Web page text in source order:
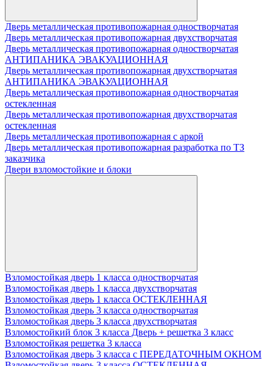
Дверь металлическая противопожарная одностворчатая
Дверь металлическая противопожарная двухстворчатая
Дверь металлическая противопожарная одностворчатая
АНТИПАНИКА ЭВАКУАЦИОННАЯ
Дверь металлическая противопожарная двухстворчатая
АНТИПАНИКА ЭВАКУАЦИОННАЯ
Дверь металлическая противопожарная одностворчатая
остекленная
Дверь металлическая противопожарная двухстворчатая
остекленная
Дверь металлическая противопожарная с аркой
Дверь металлическая противопожарная разработка по ТЗ
заказчика
Двери взломостойкие и блоки
Взломостойкая дверь 1 класса одностворчатая
Взломостойкая дверь 1 класса двухстворчатая
Взломостойкая дверь 1 класса ОСТЕКЛЕННАЯ
Взломостойкая дверь 3 класса одностворчатая
Взломостойкая дверь 3 класса двухстворчатая
Взломостойкий блок 3 класса Дверь + решетка 3 класс
Взломостойкая решетка 3 класса
Взломостойкая дверь 3 класса с ПЕРЕДАТОЧНЫМ ОКНОМ